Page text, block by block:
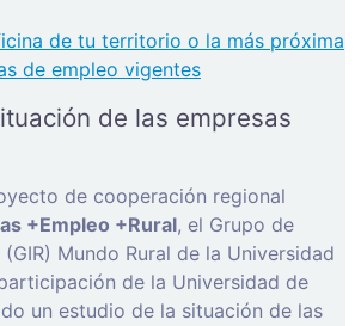
de tu territorio o la más próxima
de empleo vigentes
de las empresas
de cooperación regional
+Empleo +Rural, el Grupo de
Mundo Rural de la Universidad
de la Universidad de
un estudio de la situación de las